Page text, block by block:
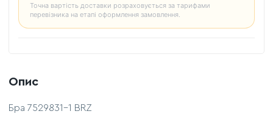
Точна вартість доставки розраховується за тарифами
перевізника на етапі оформлення замовлення.
Опис
Бра 7529831-1 BRZ